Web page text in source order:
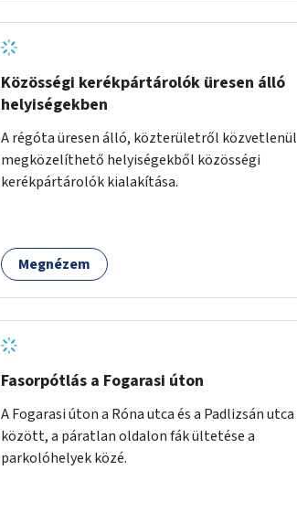
Közösségi kerékpártárolók üresen álló
helyiségekben
A régóta üresen álló, közterületről közvetlenül
megközelíthető helyiségekből közösségi
kerékpártárolók kialakítása.
Megnézem
Fasorpótlás a Fogarasi úton
A Fogarasi úton a Róna utca és a Padlizsán utca
között, a páratlan oldalon fák ültetése a
parkolóhelyek közé.